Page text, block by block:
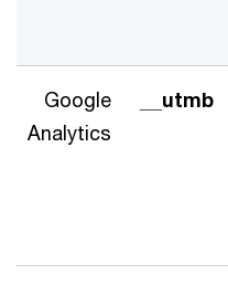
Google
Analytics
__utmb